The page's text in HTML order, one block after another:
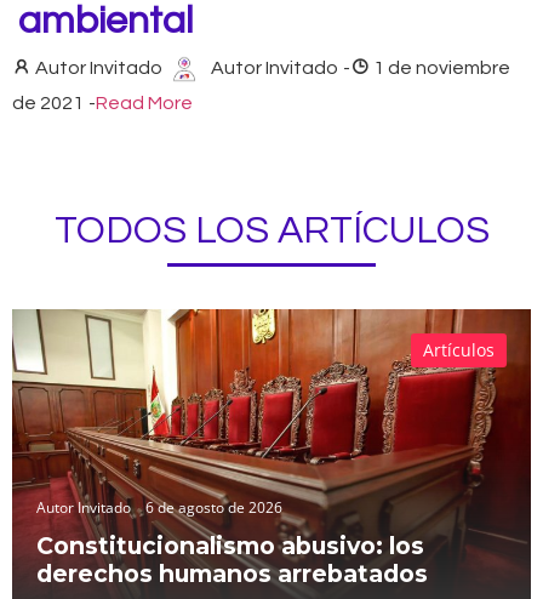
ambiental
Autor Invitado Autor Invitado -
1 de noviembre
de 2021 -Read More
TODOS LOS ARTÍCULOS
Autor Invitado 6 de agosto de 2026
Constitucionalismo abusivo: los
derechos humanos arrebatados
Artículos